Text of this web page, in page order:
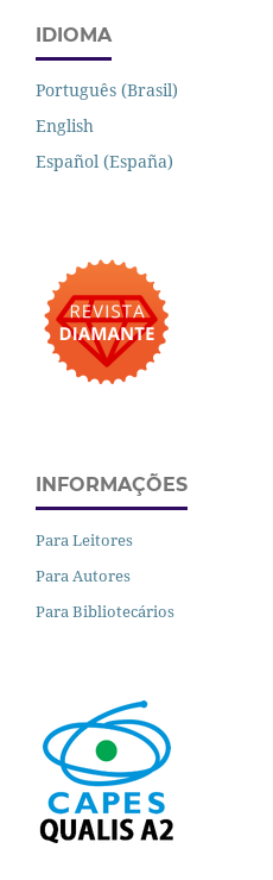
IDIOMA
Português (Brasil)
English
Español (España)
INFORMAÇÕES
Para Leitores
Para Autores
Para Bibliotecários